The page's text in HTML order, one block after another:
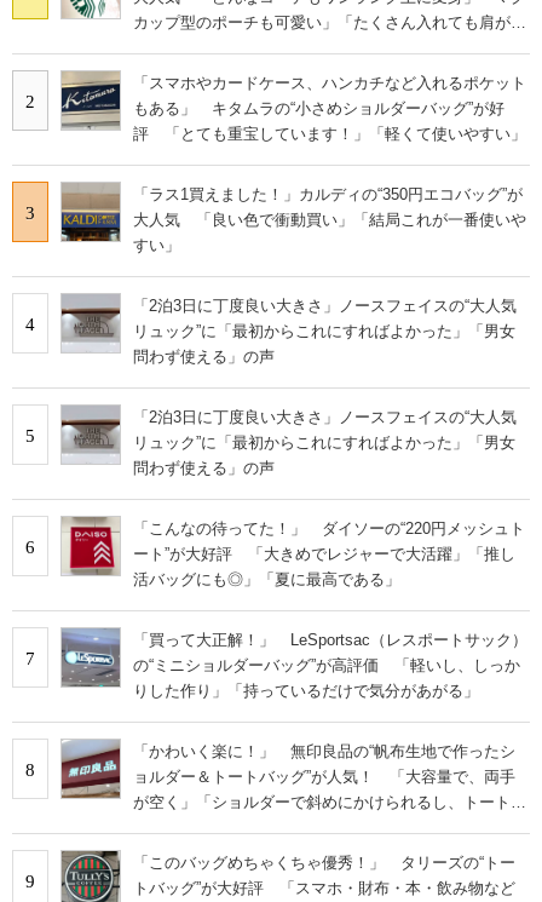
カップ型のポーチも可愛い」「たくさん入れても肩が痛
2
「スマホやカードケース、ハンカチなど入れるポケット
もある」 キタムラの“小さめショルダーバッグ”が好
評 「とても重宝しています！」「軽くて使いやすい」
3
「ラス1買えました！」カルディの“350円エコバッグ”が
大人気 「良い色で衝動買い」「結局これが一番使いや
すい」
4
「2泊3日に丁度良い大きさ」ノースフェイスの“大人気
リュック”に「最初からこれにすればよかった」「男女
問わず使える」の声
5
「2泊3日に丁度良い大きさ」ノースフェイスの“大人気
リュック”に「最初からこれにすればよかった」「男女
問わず使える」の声
6
「こんなの待ってた！」 ダイソーの“220円メッシュト
ート”が大好評 「大きめでレジャーで大活躍」「推し
活バッグにも◎」「夏に最高である」
7
「買って大正解！」 LeSportsac（レスポートサック）
の“ミニショルダーバッグ”が高評価 「軽いし、しっか
りした作り」「持っているだけで気分があがる」
8
「かわいく楽に！」 無印良品の“帆布生地で作ったシ
ョルダー＆トートバッグ”が人気！ 「大容量で、両手
が空く」「ショルダーで斜めにかけられるし、トートで
9
「このバッグめちゃくちゃ優秀！」 タリーズの“トー
トバッグ”が大好評 「スマホ・財布・本・飲み物など